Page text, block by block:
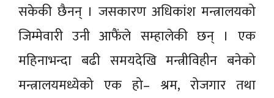
सकेकी छैनन् । जसकारण अधिकांश मन्त्रालयको
जिम्मेवारी उनी आफैंले सम्हालेकी छन् । एक
महिनाभन्दा बढी समयदेखि मन्त्रीविहीन बनेको
मन्त्रालयमध्येको एक हो– श्रम, रोजगार तथा